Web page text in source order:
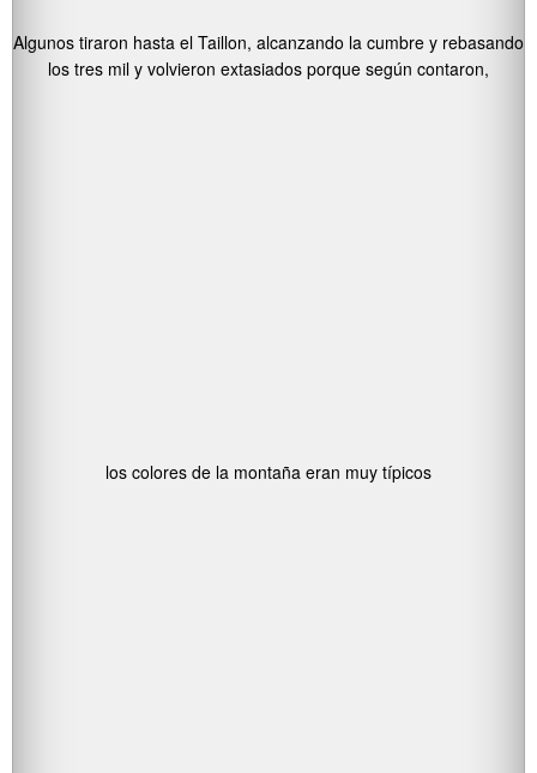
Algunos tiraron hasta el Taillon, alcanzando la cumbre y rebasando
los tres mil y volvieron extasiados porque según contaron,
los colores de la montaña eran muy típicos